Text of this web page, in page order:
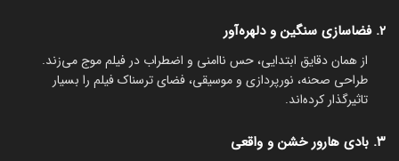
۲. فضاسازی سنگین و دلهره‌آور
از همان دقایق ابتدایی، حس ناامنی و اضطراب در فیلم موج می‌زند.
طراحی صحنه، نورپردازی و موسیقی، فضای ترسناک فیلم را بسیار
تاثیرگذار کرده‌اند.
۳. بادی هارور خشن و واقعی